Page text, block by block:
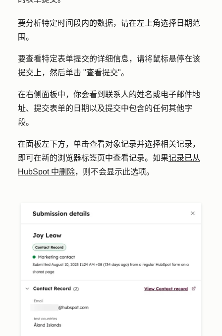
要分析特定时间段内的数据，请在左上角选择 日期范
围。
要查看特定表单提交的详细信息，请将鼠标悬停在该
提交 上，然后单击 "查看提交"。
在右侧面板中，你会看到联系人的姓名或电子邮件地
址、提交表单的日期以及提交中包含的任何其他字
段。
在面板左下方，单击查看对象记录并选择相关记录，
即可在新的浏览器标签页中查看记录。如果记录已从
HubSpot 中删除，则不会显示此选项。